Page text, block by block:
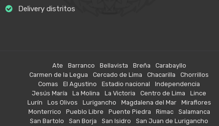
Delivery distritos
Ate Barranco Bellavista Breña
Carabayllo
Carmen de la Legua
Cercado de Lima Chacarilla
Chorrillos
Comas
El Agustino Estadio nacional
Independencia
Jesús María
La Molina La Victoria Centro de Lima
Lince
Lurín
Los Olivos Lurigancho Magdalena del Mar
Miraflores
Monterrico
Pueblo Libre Puente Piedra Rimac
Salamanca
San Bartolo
San Borja San Isidro
San Juan de Lurigancho